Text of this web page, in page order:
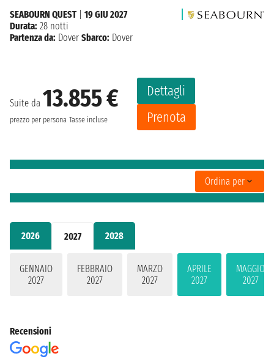
2026 2027 2028
GENNAIO
2027
FEBBRAIO
2027
MARZO
2027
APRILE
2027
MAGGIO
2027
Suite da 13.855 €
prezzo per persona Tasse incluse
Dettagli
Prenota
SEABOURN QUEST| 19 GIU 2027
Durata: 28 notti
Partenza da: Dover Sbarco: Dover
Ordina per
Recensioni